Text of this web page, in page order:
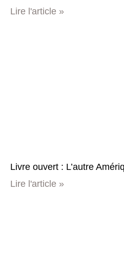
Lire l'article »
Livre ouvert : L’autre
Lire l'article »